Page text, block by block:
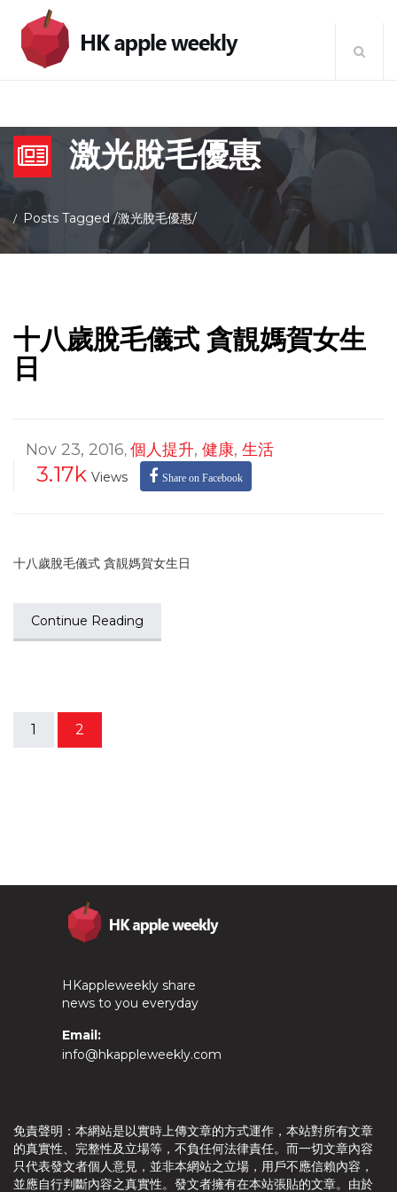
激光脫毛優惠
Posts Tagged/激光脫毛優惠/
十八歲脫毛儀式 貪靚媽賀女生
日
Nov 23, 2016, 個人提升, 健康, 生活
3.17k Views Share on Facebook
十八歲脫毛儀式 貪靚媽賀女生日
Continue Reading
1 2
HKappleweekly share
news to you everyday
Email:
info@hkappleweekly.com
免責聲明：本網站是以實時上傳文章的方式運作，本站對所有文章
的真實性、完整性及立場等，不負任何法律責任。而一切文章內容
只代表發文者個人意見，並非本網站之立場，用戶不應信賴內容，
並應自行判斷內容之真實性。發文者擁有在本站張貼的文章。由於